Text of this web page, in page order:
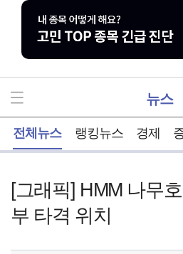
뉴스
전체뉴스 랭킹뉴스 경제
[그래픽] HMM 나무
부 타격 위치